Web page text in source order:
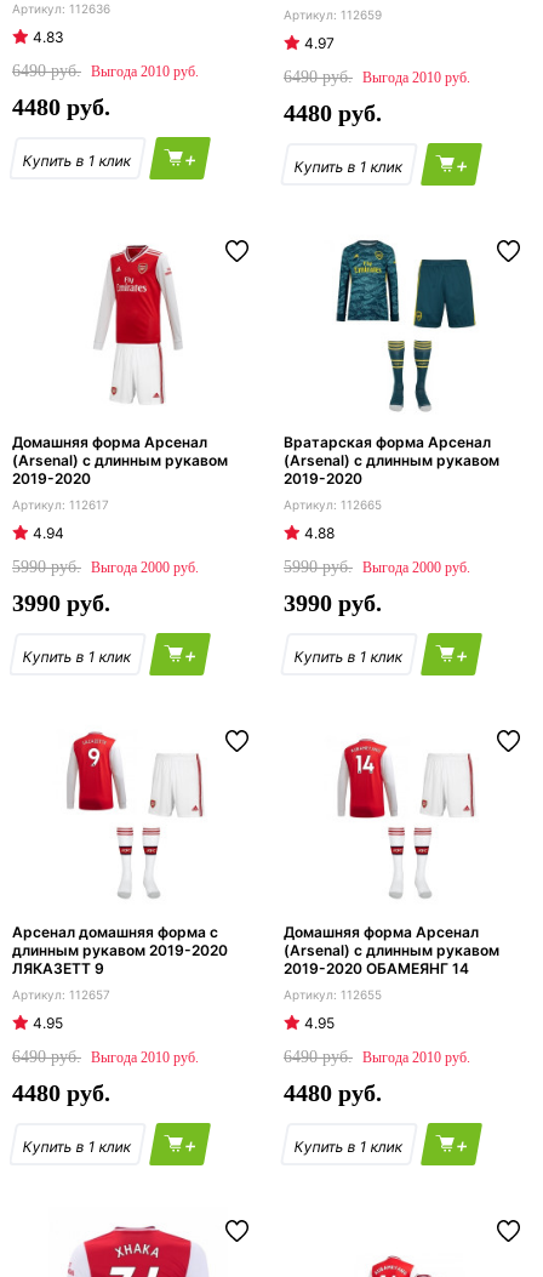
112636
4.83
6490
2010
4480
+
112659
4.97
6490
2010
4480
+
Домашняя форма Арсенал
(Arsenal) с длинным рукавом
2019-2020
112617
4.94
5990
2000
3990
+
Вратарская форма Арсенал
(Arsenal) с длинным рукавом
2019-2020
112665
4.88
5990
2000
3990
+
Арсенал домашняя форма с
длинным рукавом 2019-2020
ЛЯКАЗЕТТ 9
112657
4.95
6490
2010
4480
+
Домашняя форма Арсенал
(Arsenal) с длинным рукавом
2019-2020 ОБАМЕЯНГ 14
112655
4.95
6490
2010
4480
+